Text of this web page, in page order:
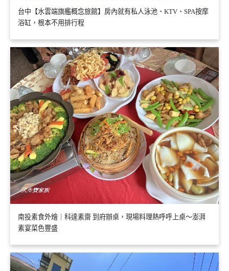
台中【水雲端旗艦概念旅館】房內就有私人泳池、KTV、SPA按摩
浴缸，根本不用排行程
南投素食外燴｜科達素齋 到府辦桌，現場料理熱呼呼上桌～澎湃
素宴菜色豐盛